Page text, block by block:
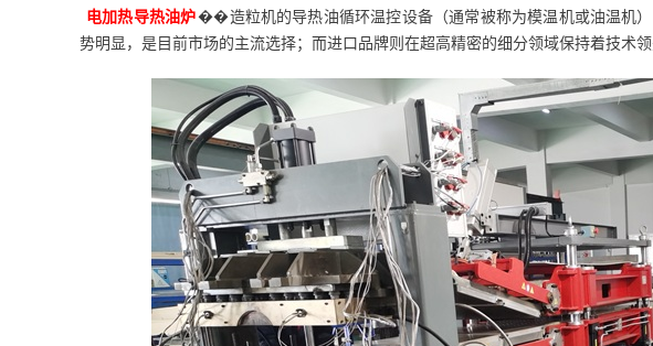
电加热导热油炉��造粒机的导热油循环温控设备（通常被称为模温机或油温机
势明显，是目前市场的主流选择；而进口品牌则在超高精密的细分领域保持着技术